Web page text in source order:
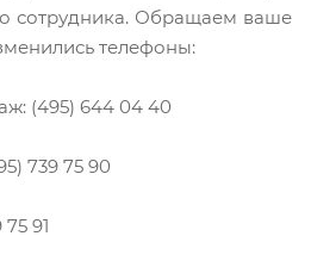
сотрудника. Обращаем ваше
телефоны:
(495) 644 04 40
739 75 90
91